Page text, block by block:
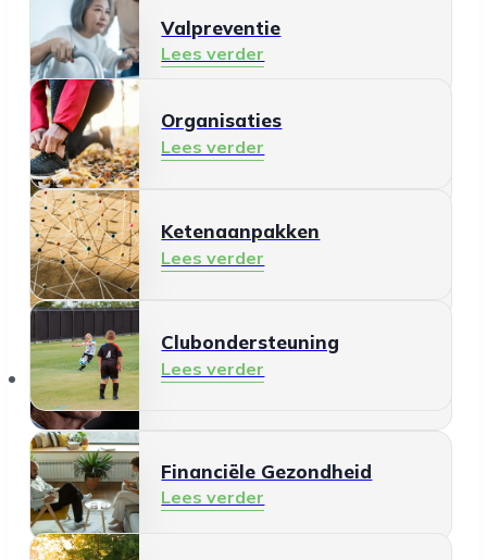
Valpreventie
Lees verder
Gezonde leefomgeving
Lees verder
Ontmoeten en meedoen
Lees verder
Mantelzorg
Lees verder
Financiële Gezondheid
Lees verder
Organisaties
Lees verder
Ketenaanpakken
Lees verder
Clubondersteuning
Lees verder
Aanbod